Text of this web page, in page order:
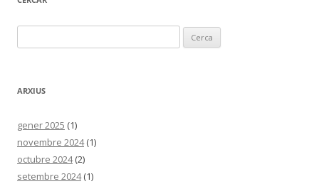
ARXIUS
gener 2025 (1)
novembre 2024(1)
octubre 2024(2)
setembre 2024(1)